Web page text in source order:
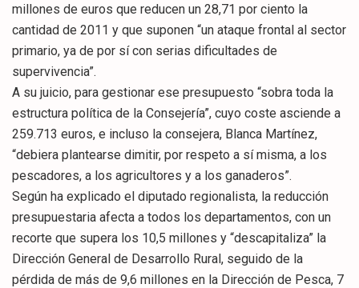
millones de euros que reducen un 28,71 por ciento la
cantidad de 2011 y que suponen “un ataque frontal al sector
primario, ya de por sí con serias dificultades de
supervivencia”.
A su juicio, para gestionar ese presupuesto “sobra toda la
estructura política de la Consejería”, cuyo coste asciende a
259.713 euros, e incluso la consejera, Blanca Martínez,
“debiera plantearse dimitir, por respeto a sí misma, a los
pescadores, a los agricultores y a los ganaderos”.
Según ha explicado el diputado regionalista, la reducción
presupuestaria afecta a todos los departamentos, con un
recorte que supera los 10,5 millones y “descapitaliza” la
Dirección General de Desarrollo Rural, seguido de la
pérdida de más de 9,6 millones en la Dirección de Pesca, 7